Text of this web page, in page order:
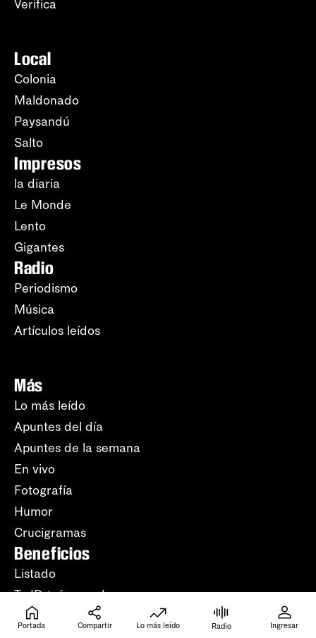
Verifica
Local
Colonia
Maldonado
Paysandú
Salto
Impresos
la diaria
Le Monde
Lento
Gigantes
Radio
Periodismo
Música
Artículos leídos
Más
Lo más leído
Apuntes del día
Apuntes de la semana
En vivo
Fotografía
Humor
Crucigramas
Beneficios
Listado
Tu ID (número de
suscripción)
Nosotros
Portada Compartir Lo más leído Radio Ingresar